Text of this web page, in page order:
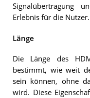
Signalübertragung
Erlebnis für die Nutzer.
Länge
Die Länge des
bestimmt, wie weit
sein können, ohne
wird. Diese